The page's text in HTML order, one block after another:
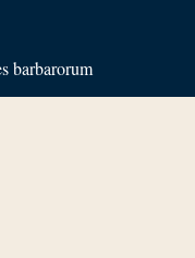
barbarorum